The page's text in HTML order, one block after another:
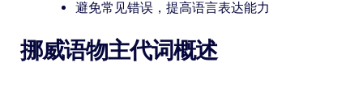
避免常见错误，提高语言表达能力
挪威语物主代词概述